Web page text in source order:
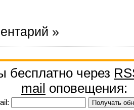
»
бесплатно через
mail оповещения: